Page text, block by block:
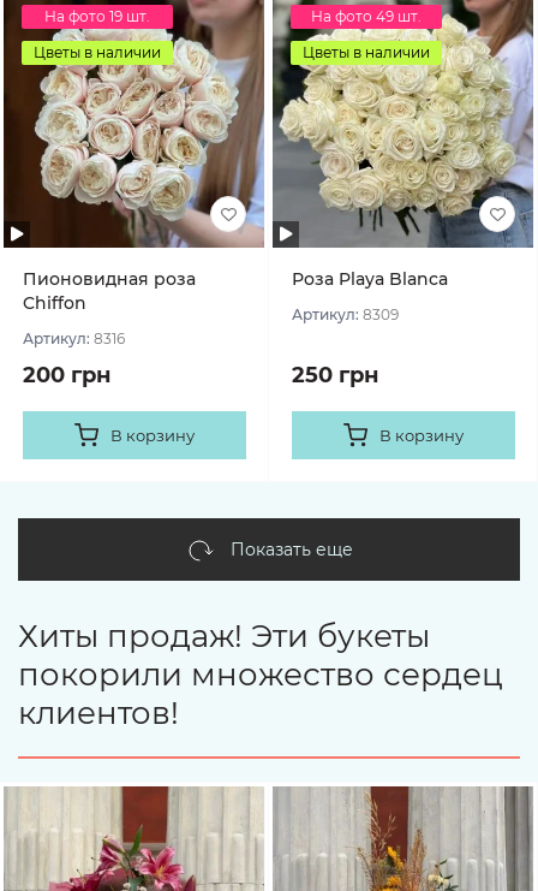
На фото 19 шт.
Цветы в наличии
Пионовидная роза
Chiffon
Артикул: 8316
200 грн
В корзину
На фото 49 шт.
Цветы в наличии
Роза Playa Blanca
Артикул: 8309
250 грн
В корзину
Показать еще
Хиты продаж! Эти букеты
покорили множество сердец
клиентов!